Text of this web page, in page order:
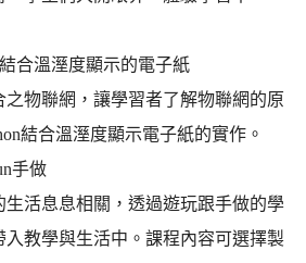
合溫溼度顯示的電子紙
物聯網，讓學習者了解物聯網的原
結合溫溼度顯示電子紙的實作。
手做
生活息息相關，透過遊玩跟手做的學
入教學與生活中。課程內容可選擇製